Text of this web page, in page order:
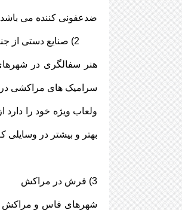
ضدعفونی کننده می
2) صنایع دستی از جنس سرامیک در مراکش
هنر سفالگری در
سرامیک های مراکشی
ولعاب ویژه خود را
بهتر و بیشتر در
3) فرش در مراکش
شهرهای فاس و مراکش